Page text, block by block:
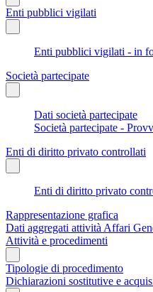
Enti pubblici vigilati
Enti pubblici vigilati - in
Società partecipate
Dati società partecipate
Società partecipate -
Enti di diritto privato controllati
Enti di diritto privato
Rappresentazione grafica
Dati aggregati attività Affari
Attività e procedimenti
Tipologie di procedimento
Dichiarazioni sostitutive e